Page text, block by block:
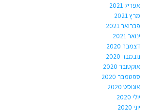
אפריל 2021
מרץ 2021
פברואר 2021
ינואר 2021
דצמבר 2020
נובמבר 2020
אוקטובר 2020
ספטמבר 2020
אוגוסט 2020
יולי 2020
יוני 2020